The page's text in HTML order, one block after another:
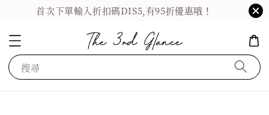
首次下單輸入折扣碼DIS5,有95折優惠哦！
搜尋